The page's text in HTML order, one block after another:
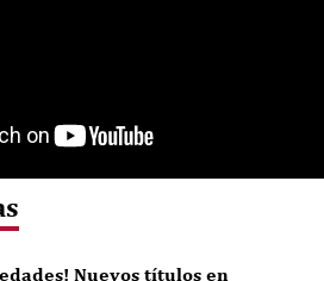
Nuevos títulos en